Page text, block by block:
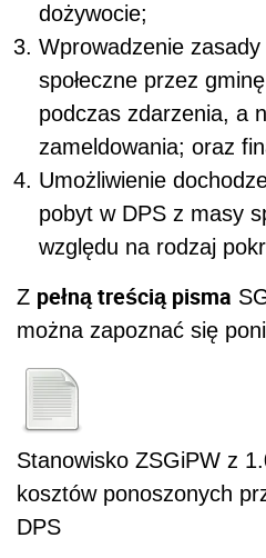
dożywocie;
Wprowadzenie zasady
społeczne przez
podczas zdarzenia, a
zameldowania; oraz
Umożliwienie
pobyt w DPS z masy
względu na rodzaj
Z pełną treścią pisma
można zapoznać się
Stanowisko ZSGiPW z
kosztów ponoszonych
DPS